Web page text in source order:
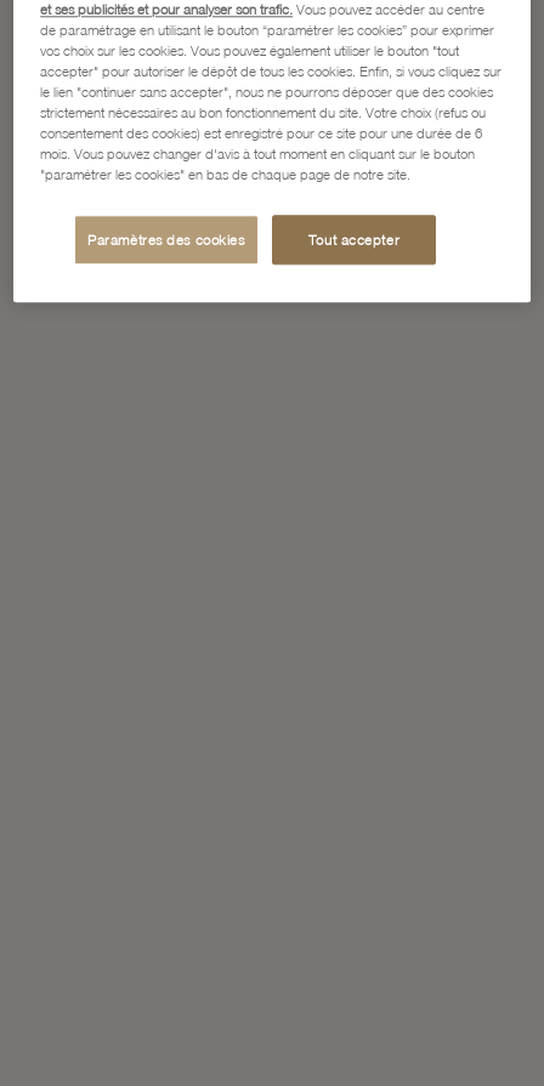
et ses publicités et pour analyser son trafic. Vous pouvez accéder au centre
de paramétrage en utilisant le bouton “paramétrer les cookies” pour exprimer
vos choix sur les cookies. Vous pouvez également utiliser le bouton "tout
accepter" pour autoriser le dépôt de tous les cookies. Enfin, si vous cliquez sur
le lien "continuer sans accepter", nous ne pourrons déposer que des cookies
strictement nécessaires au bon fonctionnement du site. Votre choix (refus ou
consentement des cookies) est enregistré pour ce site pour une durée de 6
mois. Vous pouvez changer d'avis à tout moment en cliquant sur le bouton
"paramétrer les cookies" en bas de chaque page de notre site.
Paramètres des cookies Tout accepter